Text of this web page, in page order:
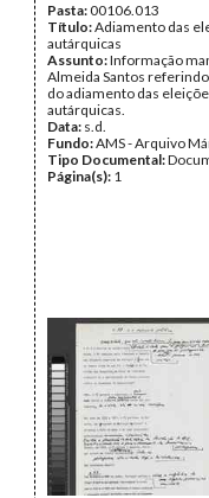
Pasta:00106.013
Título:Adiamento das
autárquicas
Assunto:Informação
Almeida Santos
do adiamento das
autárquicas.
Data: s.d.
Fundo:AMS - Arquivo
Tipo Documental:
Página(s): 1